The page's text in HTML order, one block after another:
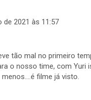
de 2021 às 11:57
tão mal no primeiro
o nosso time, com Yuri
filme já visto.